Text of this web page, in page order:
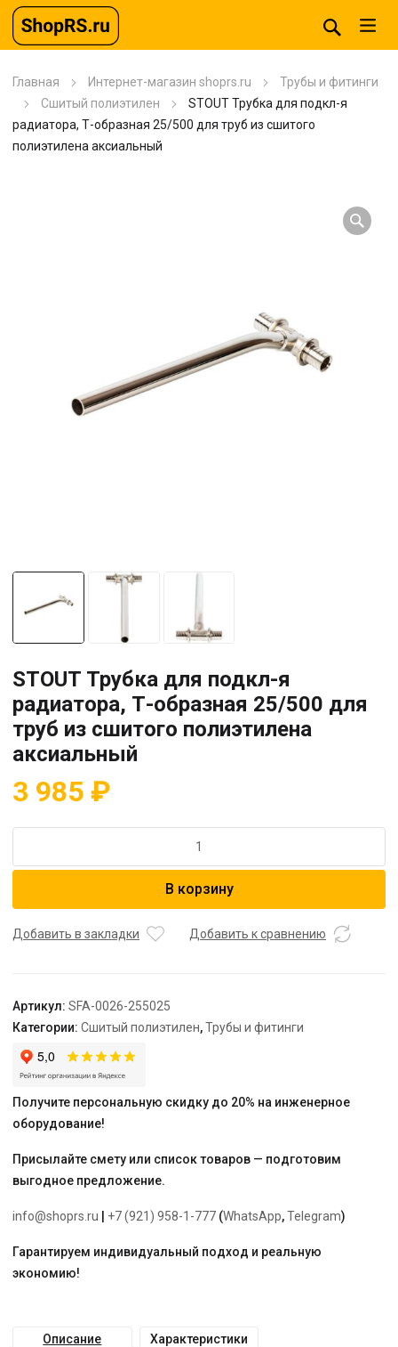
Главная Интернет-магазин shoprs.ru
Трубы и фитинги
Сшитый полиэтилен
STOUT Трубка для подкл-я
радиатора, Т-образная 25/500 для труб из сшитого
полиэтилена аксиальный
STOUT Трубка для подкл-я
радиатора, Т-образная 25/500 для
труб из сшитого полиэтилена
аксиальный
3 985 ₽
STOUT
подкл-
образная
25/500
для
труб
сшитого
полиэтилена
В корзину
Добавить в закладки Добавить к сравнению
Артикул: SFA-0026-255025
Категории: Сшитый полиэтилен,Трубы и фитинги
Получите персональную скидку до 20% на инженерное
оборудование!
Присылайте смету или список товаров — подготовим
выгодное предложение.
info@shoprs.ru +7 (921) 958-1-777 (WhatsApp,Telegram)
Гарантируем индивидуальный подход и реальную
экономию!
Описание Характеристики